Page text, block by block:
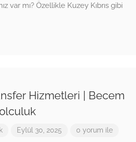
var mı? Özellikle Kuzey Kıbrıs gibi
Hizmetleri | Becem
Eylül 30, 2025 0 yorum ile